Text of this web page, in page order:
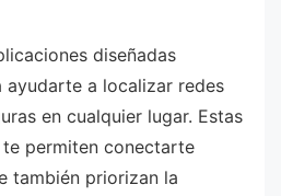
diseñadas
ayudarte a localizar redes
en cualquier lugar. Estas
permiten conectarte
también priorizan la